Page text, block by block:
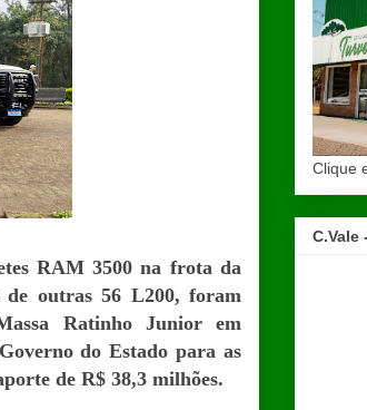
RAM 3500 na frota da
de outras 56 L200, foram
Ratinho Junior em
do Estado para as
de R$ 38,3 milhões.
Clique
C.Vale